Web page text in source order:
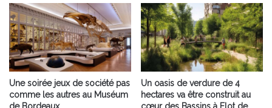
Une soirée jeux de société pas
comme les autres au Muséum
Un oasis de verdure de 4
hectares va être construit au